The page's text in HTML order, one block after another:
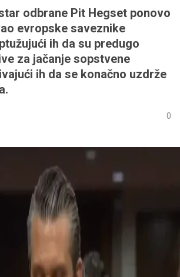
odbrane Pit Hegset ponovo
evropske saveznike
ih da su predugo
za jačanje sopstvene
ih da se konačno uzdrže
0